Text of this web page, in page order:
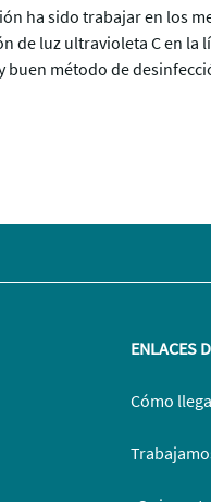
ha sido trabajar en los
de luz ultravioleta C en la
buen método de
ENLACES
Cómo